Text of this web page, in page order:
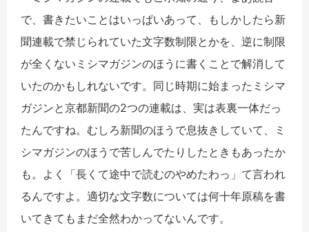
で、書きたいことはいっぱいあって、もしかしたら新
聞連載で禁じられていた文字数制限とかを、逆に制限
が全くないミシマガジンのほうに書くことで解消して
いたのかもしれないです。同じ時期に始まったミシマ
ガジンと京都新聞の2つの連載は、実は表裏一体だっ
たんですね。むしろ新聞のほうで息抜きしていて、ミ
シマガジンのほうで苦しんでたりしたときもあったか
も。よく「長くて途中で読むのやめたわっ」て言われ
るんですよ。適切な文字数については何十年原稿を書
いてきてもまだ全然わかってないんです。